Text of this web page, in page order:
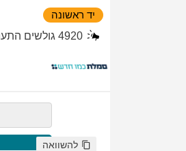
יד ראשונה
4920 גולשים
להשוואה